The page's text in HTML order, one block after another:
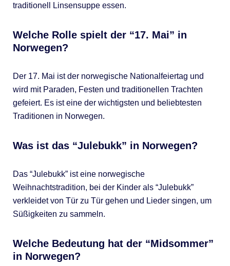
traditionell Linsensuppe essen.
Welche Rolle spielt der “17. Mai” in
Norwegen?
Der 17. Mai ist der norwegische Nationalfeiertag und
wird mit Paraden, Festen und traditionellen Trachten
gefeiert. Es ist eine der wichtigsten und beliebtesten
Traditionen in Norwegen.
Was ist das “Julebukk” in Norwegen?
Das “Julebukk” ist eine norwegische
Weihnachtstradition, bei der Kinder als “Julebukk”
verkleidet von Tür zu Tür gehen und Lieder singen, um
Süßigkeiten zu sammeln.
Welche Bedeutung hat der “Midsommer”
in Norwegen?